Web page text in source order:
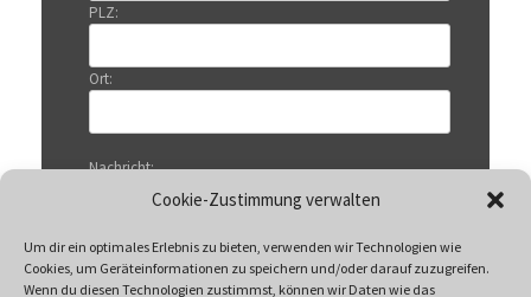
Cookie-Zustimmung verwalten
Um dir ein optimales Erlebnis zu bieten, verwenden wir Technologien wie
Cookies, um Geräteinformationen zu speichern und/oder darauf zuzugreifen.
Wenn du diesen Technologien zustimmst, können wir Daten wie das
PLZ:
Ort:
Nachricht: